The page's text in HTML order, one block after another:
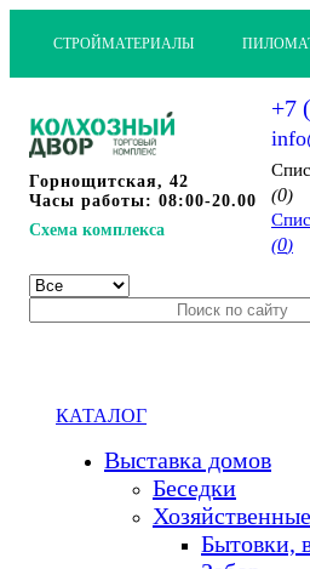
СТРОЙМАТЕРИАЛЫ
Горнощитская, 42
Часы работы: 08:00-20.00
Схема комплекса
+7
(0)
(0)
КАТАЛОГ
Выставка домов
Беседки
Бытовки,